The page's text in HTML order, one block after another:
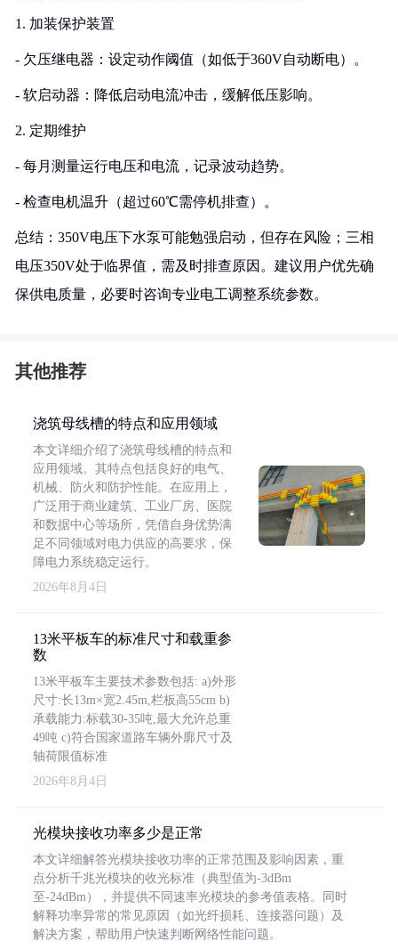
1. 加装保护装置
- 欠压继电器：设定动作阈值（如低于360V自动断电）。
- 软启动器：降低启动电流冲击，缓解低压影响。
2. 定期维护
- 每月测量运行电压和电流，记录波动趋势。
- 检查电机温升（超过60℃需停机排查）。
总结：350V电压下水泵可能勉强启动，但存在风险；三相
电压350V处于临界值，需及时排查原因。建议用户优先确
保供电质量，必要时咨询专业电工调整系统参数。
其他推荐
浇筑母线槽的特点和应用领域
本文详细介绍了浇筑母线槽的特点和
应用领域。其特点包括良好的电气、
机械、防火和防护性能。在应用上，
广泛用于商业建筑、工业厂房、医院
和数据中心等场所，凭借自身优势满
足不同领域对电力供应的高要求，保
障电力系统稳定运行。
2026年8月4日
13米平板车的标准尺寸和载重参
数
13米平板车主要技术参数包括: a)外形
尺寸:长13m×宽2.45m,栏板高55cm b)
承载能力:标载30-35吨,最大允许总重
49吨 c)符合国家道路车辆外廓尺寸及
轴荷限值标准
2026年8月4日
光模块接收功率多少是正常
本文详细解答光模块接收功率的正常范围及影响因素，重
点分析千兆光模块的收光标准（典型值为-3dBm
至-24dBm），并提供不同速率光模块的参考值表格。同时
解释功率异常的常见原因（如光纤损耗、连接器问题）及
解决方案，帮助用户快速判断网络性能问题。